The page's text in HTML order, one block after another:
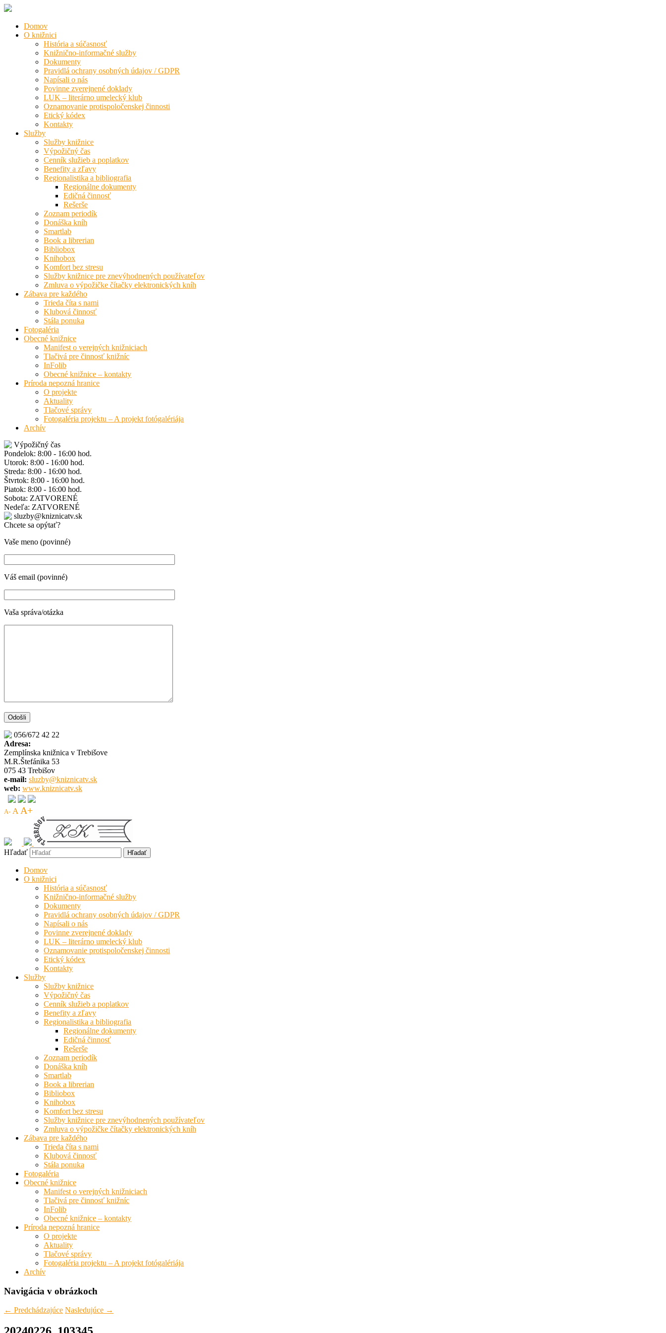
Domov
O knižnici
História a súčasnosť
Knižnično-informačné služby
Dokumenty
Pravidlá ochrany osobných údajov / GDPR
Napísali o nás
Povinne zverejnené doklady
LUK – literárno umelecký klub
Oznamovanie protispoločenskej činnosti
Etický kódex
Kontakty
Služby
Služby knižnice
Výpožičný čas
Cenník služieb a poplatkov
Benefity a zľavy
Regionalistika a bibliografia
Regionálne dokumenty
Edičná činnosť
Rešerše
Zoznam periodík
Donáška kníh
Smartlab
Book a librerian
Bibliobox
Knihobox
Komfort bez stresu
Služby knižnice pre znevýhodnených používateľov
Zmluva o výpožičke čítačky elektronických kníh
Zábava pre každého
Trieda číta s nami
Klubová činnosť
Stála ponuka
Fotogaléria
Obecné knižnice
Manifest o verejných knižniciach
Tlačivá pre činnosť knižníc
InFolib
Obecné knižnice – kontakty
Príroda nepozná hranice
O projekte
Aktuality
Tlačové správy
Fotogaléria projektu – A projekt fotógalériája
Archív
Výpožičný čas
Pondelok: 8:00 - 16:00 hod.
Utorok: 8:00 - 16:00 hod.
Streda: 8:00 - 16:00 hod.
Štvrtok: 8:00 - 16:00 hod.
Piatok: 8:00 - 16:00 hod.
Sobota: ZATVORENÉ
Nedeľa: ZATVORENÉ
sluzby@kniznicatv.sk
Chcete sa opýtať?
Vaše meno (povinné)
Váš email (povinné)
Vaša správa/otázka
056/672 42 22
Adresa:
Zemplínska knižnica v Trebišove
M.R.Štefánika 53
075 43 Trebišov
e-mail: sluzby@kniznicatv.sk
web: www.kniznicatv.sk
A- A A+
Hľadať
Domov
O knižnici
História a súčasnosť
Knižnično-informačné služby
Dokumenty
Pravidlá ochrany osobných údajov / GDPR
Napísali o nás
Povinne zverejnené doklady
LUK – literárno umelecký klub
Oznamovanie protispoločenskej činnosti
Etický kódex
Kontakty
Služby
Služby knižnice
Výpožičný čas
Cenník služieb a poplatkov
Benefity a zľavy
Regionalistika a bibliografia
Regionálne dokumenty
Edičná činnosť
Rešerše
Zoznam periodík
Donáška kníh
Smartlab
Book a librerian
Bibliobox
Knihobox
Komfort bez stresu
Služby knižnice pre znevýhodnených používateľov
Zmluva o výpožičke čítačky elektronických kníh
Zábava pre každého
Trieda číta s nami
Klubová činnosť
Stála ponuka
Fotogaléria
Obecné knižnice
Manifest o verejných knižniciach
Tlačivá pre činnosť knižníc
InFolib
Obecné knižnice – kontakty
Príroda nepozná hranice
O projekte
Aktuality
Tlačové správy
Fotogaléria projektu – A projekt fotógalériája
Archív
Navigácia v obrázkoch
← Predchádzajúce Nasledujúce →